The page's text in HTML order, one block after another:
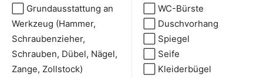
⬜ Grundausstattung an
Werkzeug (Hammer,
Schraubenzieher,
Schrauben, Dübel, Nägel,
Zange, Zollstock)
⬜ WC-Bürste
⬜ Duschvorhang
⬜ Spiegel
⬜ Seife
⬜ Kleiderbügel